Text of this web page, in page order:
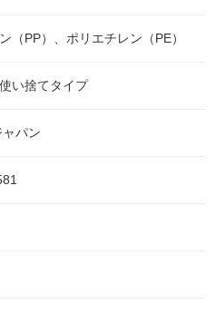
（PP）、ポリエチレン（PE）
い捨てタイプ
パン